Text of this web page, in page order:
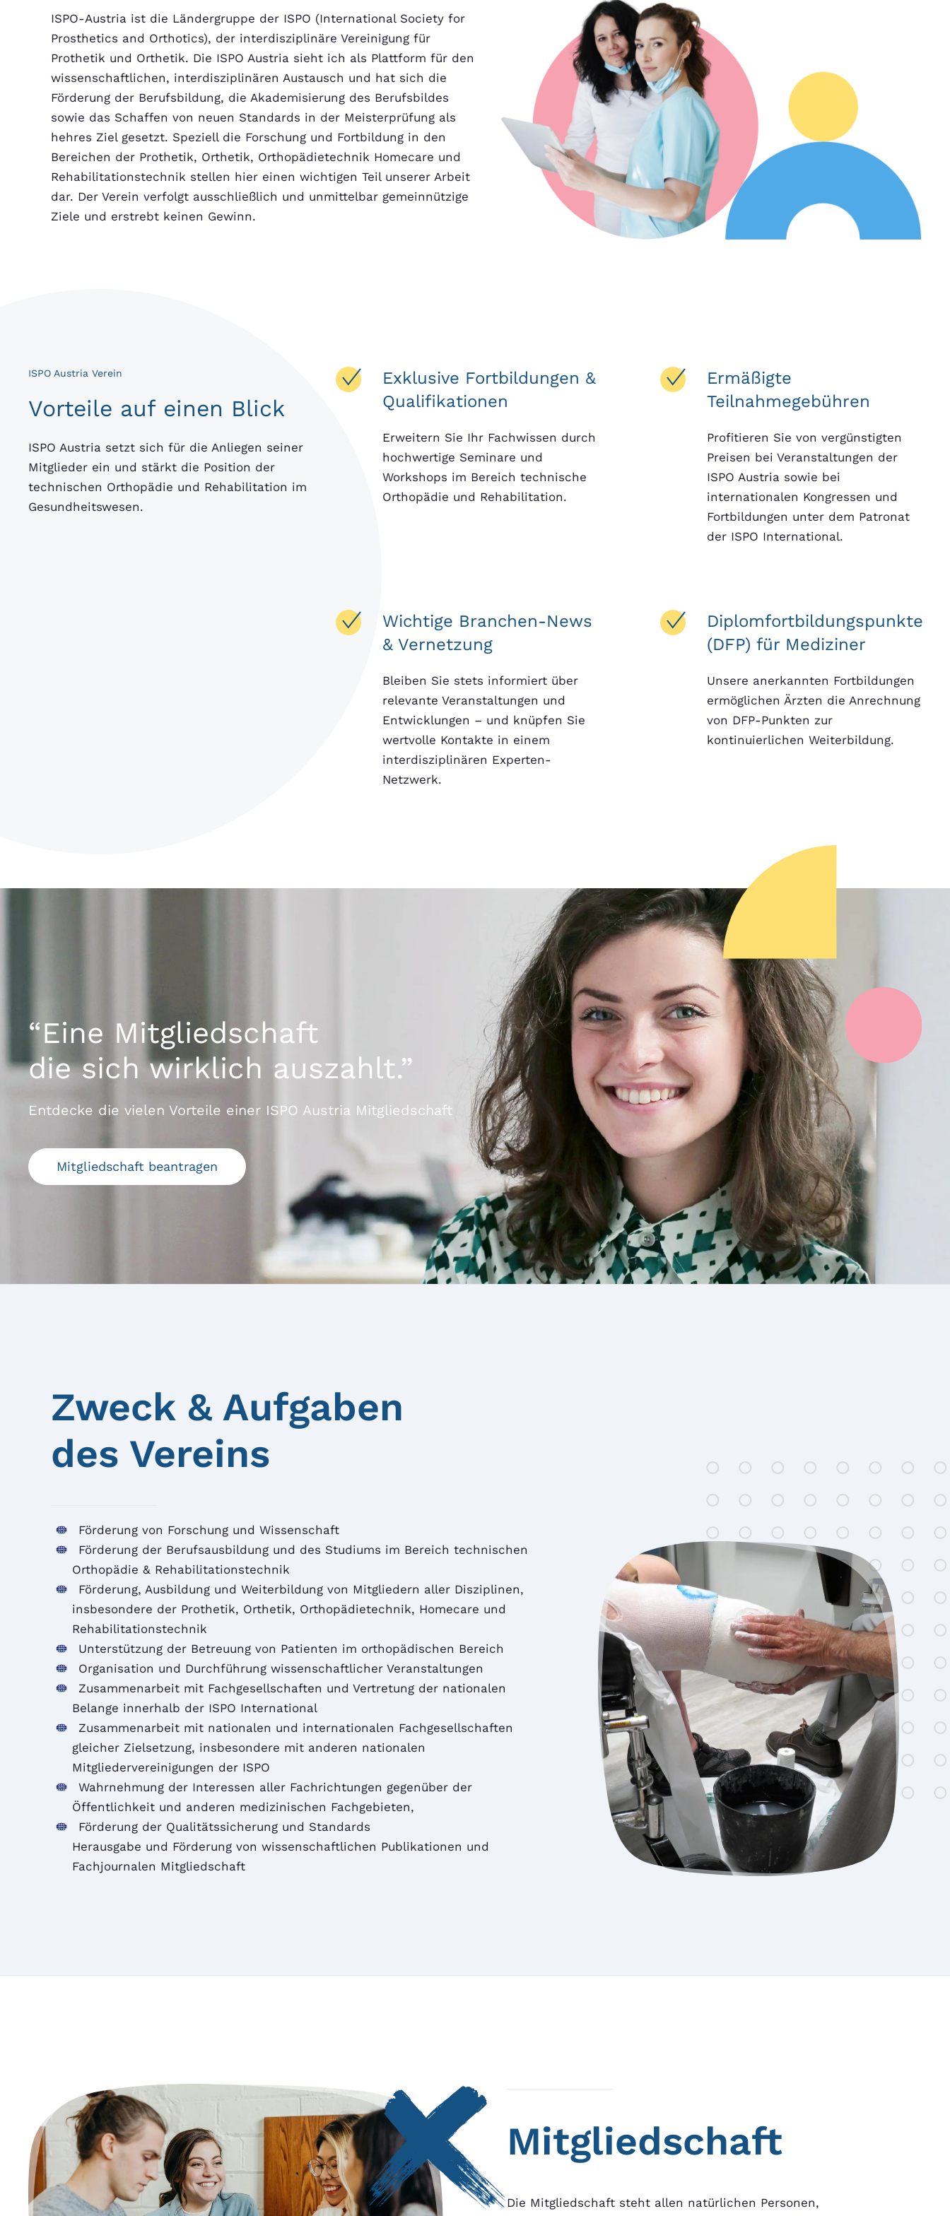
ISPO-Austria ist die Ländergruppe der ISPO (International Society for
Prosthetics and Orthotics), der interdisziplinäre Vereinigung für
Prothetik und Orthetik. Die ISPO Austria sieht ich als Plattform für den
wissenschaftlichen, interdisziplinären Austausch und hat sich die
Förderung der Berufsbildung, die Akademisierung des Berufsbildes
sowie das Schaffen von neuen Standards in der Meisterprüfung als
hehres Ziel gesetzt. Speziell die Forschung und Fortbildung in den
Bereichen der Prothetik, Orthetik, Orthopädietechnik Homecare und
Rehabilitationstechnik stellen hier einen wichtigen Teil unserer Arbeit
dar. Der Verein verfolgt ausschließlich und unmittelbar gemeinnützige
Ziele und erstrebt keinen Gewinn.
ISPO Austria Verein
Vorteile auf einen Blick
ISPO Austria setzt sich für die Anliegen seiner
Mitglieder ein und stärkt die Position der
technischen Orthopädie und Rehabilitation im
Gesundheitswesen.
Exklusive Fortbildungen &
Qualifikationen
Erweitern Sie Ihr Fachwissen durch
hochwertige Seminare und
Workshops im Bereich technische
Orthopädie und Rehabilitation.
Ermäßigte
Teilnahmegebühren
Profitieren Sie von vergünstigten
Preisen bei Veranstaltungen der
ISPO Austria sowie bei
internationalen Kongressen und
Fortbildungen unter dem Patronat
der ISPO International.
Wichtige Branchen-News
& Vernetzung
Bleiben Sie stets informiert über
relevante Veranstaltungen und
Entwicklungen – und knüpfen Sie
wertvolle Kontakte in einem
interdisziplinären Experten-
Netzwerk.
Diplomfortbildungspunkte
(DFP) für Mediziner
Unsere anerkannten Fortbildungen
ermöglichen Ärzten die Anrechnung
von DFP-Punkten zur
kontinuierlichen Weiterbildung.
“Eine Mitgliedschaft
die sich wirklich auszahlt.”
Entdecke die vielen Vorteile einer ISPO Austria Mitgliedschaft
Mitgliedschaft beantragen
Zweck & Aufgaben
des Vereins
Förderung von Forschung und Wissenschaft
Förderung der Berufsausbildung und des Studiums im Bereich technischen
Orthopädie & Rehabilitationstechnik
Förderung, Ausbildung und Weiterbildung von Mitgliedern aller Disziplinen,
insbesondere der Prothetik, Orthetik, Orthopädietechnik, Homecare und
Rehabilitationstechnik
Unterstützung der Betreuung von Patienten im orthopädischen Bereich
Organisation und Durchführung wissenschaftlicher Veranstaltungen
Zusammenarbeit mit Fachgesellschaften und Vertretung der nationalen
Belange innerhalb der ISPO International
Zusammenarbeit mit nationalen und internationalen Fachgesellschaften
gleicher Zielsetzung, insbesondere mit anderen nationalen
Mitgliedervereinigungen der ISPO
Wahrnehmung der Interessen aller Fachrichtungen gegenüber der
Öffentlichkeit und anderen medizinischen Fachgebieten,
Förderung der Qualitätssicherung und Standards
Herausgabe und Förderung von wissenschaftlichen Publikationen und
Fachjournalen Mitgliedschaft
Mitgliedschaft
Die Mitgliedschaft steht allen natürlichen Personen,